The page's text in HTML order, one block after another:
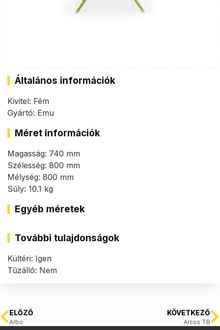
Általános információk
Kivitel: Fém
Gyártó: Emu
Méret információk
Magasság: 740 mm
Szélesség: 800 mm
Mélység: 800 mm
Súly: 10.1 kg
Egyéb méretek
További tulajdonságok
Kültéri: Igen
Tűzálló: Nem
ELŐZŐ
Arbo
KÖVETKEZŐ
Arcos TB